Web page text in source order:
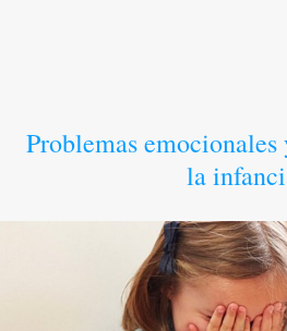
Problemas
la